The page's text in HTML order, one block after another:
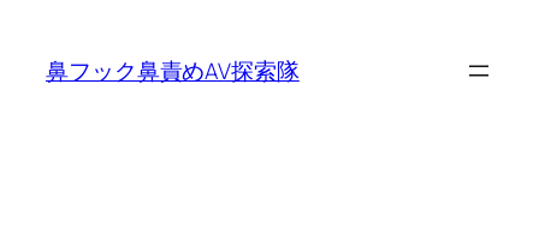
鼻フック鼻責めAV探索隊